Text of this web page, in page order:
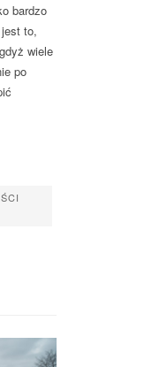
bardzo
to,
wiele
po